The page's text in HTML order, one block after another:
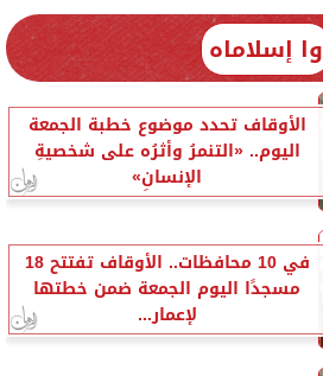
وا إسلاماه
الأوقاف تحدد موضوع خطبة الجمعة
اليوم.. «التنمرُ وأثرُه على شخصيةِ
الإنسانِ»
في 10 محافظات.. الأوقاف تفتتح 18
مسجدًا اليوم الجمعة ضمن خطتها
لإعمار...